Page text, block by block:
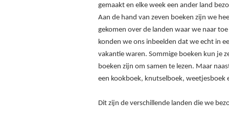
gemaakt en elke week een ander land
Aan de hand van zeven boeken zijn we
gekomen over de landen waar we naar
konden we ons inbeelden dat we echt in
vakantie waren. Sommige boeken kun je
boeken zijn om samen te lezen. Maar
een kookboek, knutselboek, weetjesboek
Dit zijn de verschillende landen die we